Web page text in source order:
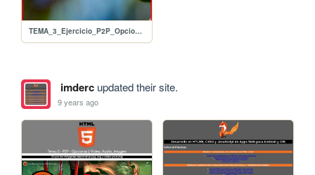
TEMA_3_Ejercicio_P2P_Opcional_01_Video_Audio_Imagen
imdercupdated their site.
9 years ago